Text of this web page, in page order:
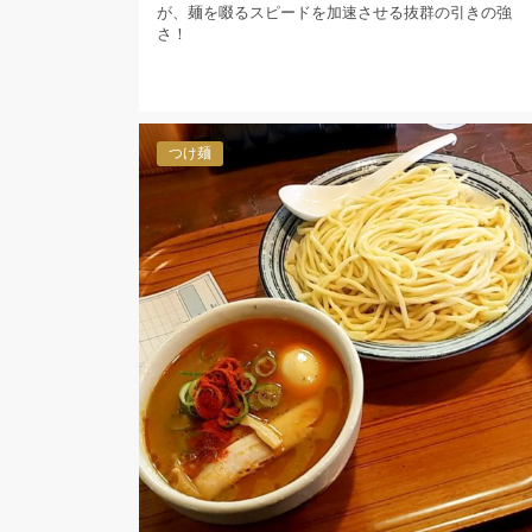
が、麺を啜るスピードを加速させる抜群の引きの強
さ！
つけ麺